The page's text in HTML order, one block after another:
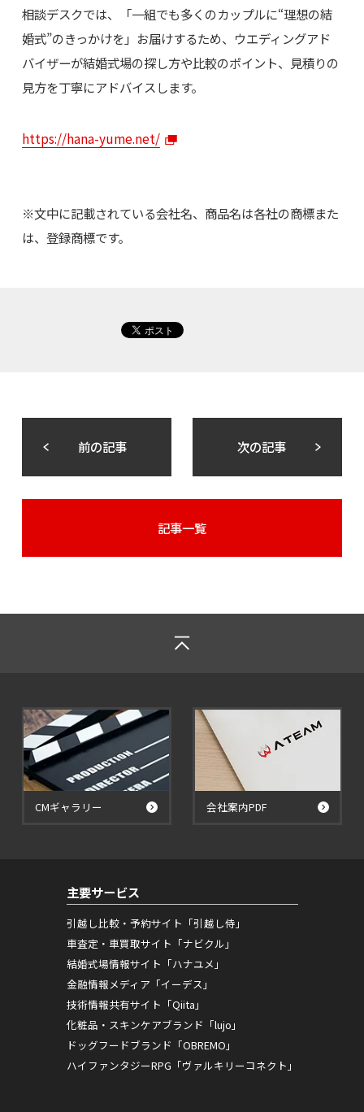
相談デスクでは、「一組でも多くのカップルに“理想の結
婚式”のきっかけを」お届けするため、ウエディングアド
バイザーが結婚式場の探し方や比較のポイント、見積りの
見方を丁寧にアドバイスします。
https://hana-yume.net/
※文中に記載されている会社名、商品名は各社の商標また
は、登録商標です。
前の記事 次の記事
記事一覧
CMギャラリー 会社案内PDF
主要サービス
引越し比較・予約サイト「引越し侍」
車査定・車買取サイト「ナビクル」
結婚式場情報サイト「ハナユメ」
金融情報メディア「イーデス」
技術情報共有サイト「Qiita」
化粧品・スキンケアブランド「lujo」
ドッグフードブランド「OBREMO」
ハイファンタジーRPG「ヴァルキリーコネクト」